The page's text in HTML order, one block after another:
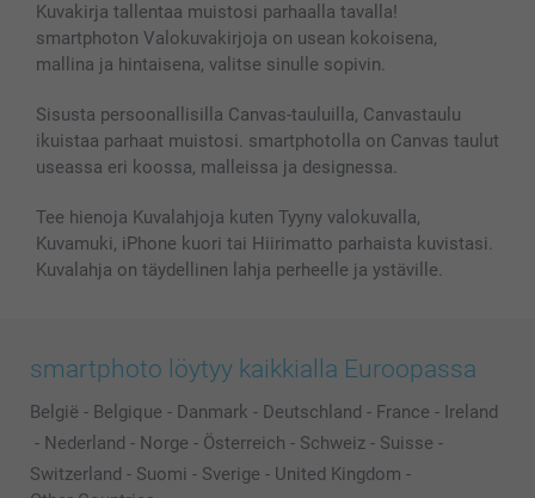
Kännykkä & Tabletti
MyNameBook
Valokuvakehykset & Lisätarvikkeet
Lahjakortti
Kaikki kuvatuotteet
Sivukartta
Ehdot/takuut
smartbonus
Hinnat & maksutavat
Kuvakirja tallentaa muistosi parhaalla tavalla!
smartphoton Valokuvakirjoja on usean kokoisena,
mallina ja hintaisena, valitse sinulle sopivin.
Sisusta persoonallisilla Canvas-tauluilla, Canvastaulu
ikuistaa parhaat muistosi. smartphotolla on Canvas taulut
useassa eri koossa, malleissa ja designessa.
Tee hienoja Kuvalahjoja kuten Tyyny valokuvalla,
Kuvamuki, iPhone kuori tai Hiirimatto parhaista kuvistasi.
Kuvalahja on täydellinen lahja perheelle ja ystäville.
smartphoto löytyy kaikkialla Euroopassa
België - Belgique - Danmark - Deutschland - France - Ireland
- Nederland - Norge - Österreich - Schweiz - Suisse -
Switzerland - Suomi - Sverige - United Kingdom -